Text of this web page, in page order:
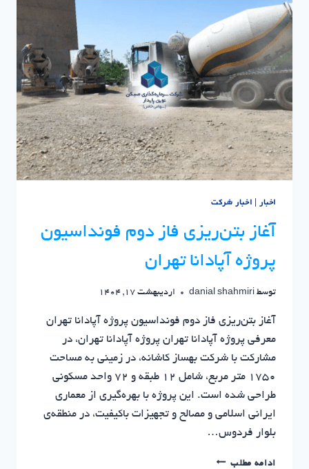
البرز
۲
و
آپادانا
تهران
|
سرمایه
گذاری
مسکن
نوین
پایدار
اخبار اخبار شرکت
آغاز بتن‌ریزی فاز دوم فونداسیون
پروژه آپادانا تهران
توسط danial shahmiri اردیبهشت 17, 1404
آغاز بتن‌ریزی فاز دوم فونداسیون پروژه آپادانا تهران
معرفی پروژه آپادانا تهران پروژه آپادانا تهران، در
مشارکت با شرکت بهساز کاشانه، در زمینی به مساحت
1750 متر مربع، شامل 12 طبقه و 72 واحد مسکونی
طراحی شده است. این پروژه با بهره‌گیری از معماری
ایرانی اسلامی و مصالح و تجهیزات باکیفیت، در منطقه‌ی
بلوار فردوس…
ادامه مطلبآغاز